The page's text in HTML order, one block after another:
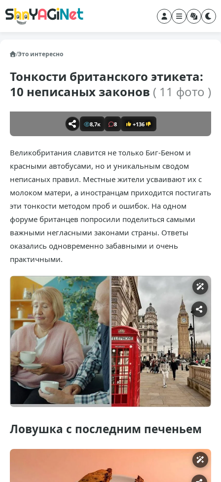
/Это интересно
Тонкости британского этикета:
10 неписаных законов ( 11 фото )
8,7к 8 +136
Великобритания славится не только Биг-Беном и
красными автобусами, но и уникальным сводом
неписаных правил. Местные жители усваивают их с
молоком матери, а иностранцам приходится постигать
эти тонкости методом проб и ошибок. На одном
форуме британцев попросили поделиться самыми
важными негласными законами страны. Ответы
оказались одновременно забавными и очень
практичными.
Ловушка с последним печеньем